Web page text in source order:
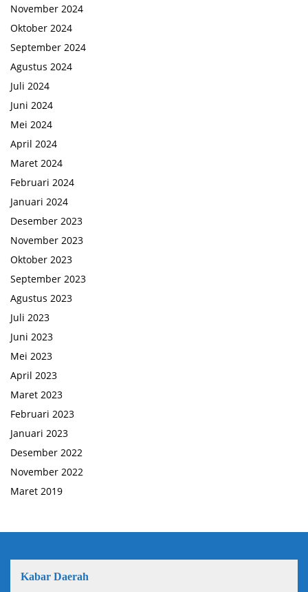
November 2024
Oktober 2024
September 2024
Agustus 2024
Juli 2024
Juni 2024
Mei 2024
April 2024
Maret 2024
Februari 2024
Januari 2024
Desember 2023
November 2023
Oktober 2023
September 2023
Agustus 2023
Juli 2023
Juni 2023
Mei 2023
April 2023
Maret 2023
Februari 2023
Januari 2023
Desember 2022
November 2022
Maret 2019
Kabar Daerah